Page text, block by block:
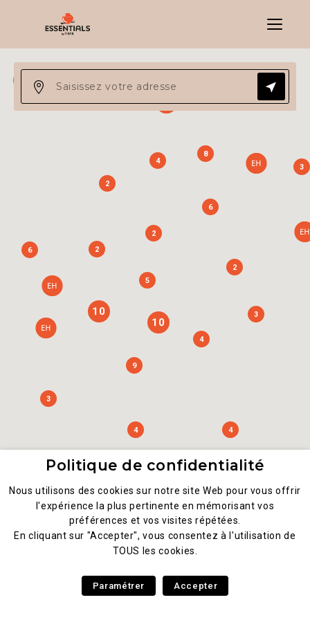
Menu
3
9
8
6
10
6
3
4
10
4
4
5
4
2
2
2
2
3
2
Politique de confidentialité
Nous utilisons des cookies sur notre site Web pour vous offrir
l'expérience la plus pertinente en mémorisant vos
préférences et vos visites répétées.
En cliquant sur "Accepter", vous consentez à l'utilisation de
TOUS les cookies.
Paramétrer Accepter